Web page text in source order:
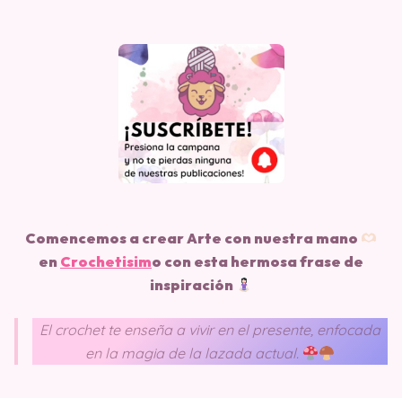
Comencemos a crear Arte con nuestra mano
en Crochetisimo con esta hermosa frase de
inspiración
El crochet te enseña a vivir en el presente, enfocada
en la magia de la lazada actual.